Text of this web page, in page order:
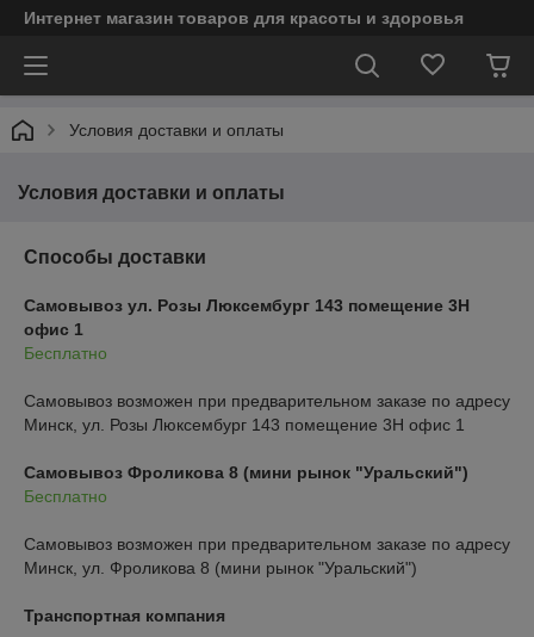
Интернет магазин товаров для красоты и здоровья
Условия доставки и оплаты
Условия доставки и оплаты
Способы доставки
Самовывоз ул. Розы Люксембург 143 помещение 3Н
офис 1
Бесплатно
Самовывоз возможен при предварительном заказе по адресу
Минск, ул. Розы Люксембург 143 помещение 3Н офис 1
Самовывоз Фроликова 8 (мини рынок "Уральский")
Бесплатно
Самовывоз возможен при предварительном заказе по адресу
Минск, ул. Фроликова 8 (мини рынок "Уральский")
Транспортная компания